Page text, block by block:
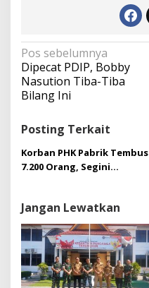
N
a
v
i
s
i
p
o
Pos sebelumnya
Dipecat PDIP, Bobby
Nasution Tiba-Tiba
Bilang Ini
Posting Terkait
Korban PHK Pabrik Tembus
7.200 Orang, Segini
Perusahaan!
Jangan Lewatkan